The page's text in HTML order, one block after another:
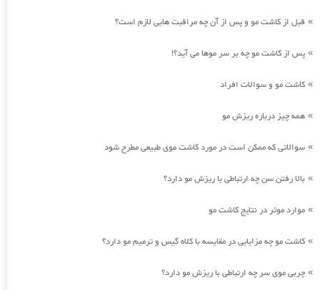
» قبل از کاشت مو و پس از آن چه مراقبت هایی لازم است؟
» پس از کاشت مو چه بر سر موها می آید؟!
» کاشت مو و سوالات افراد
» همه چیز درباره ریزش مو
» سوالاتی که ممکن است در مورد کاشت موی طبیعی مطرح شود
» بالا رفتن سن چه ارتباطی با ریزش مو دارد؟
» موارد موثر در نتایج کاشت مو
» کاشت مو چه مزایایی در مقایسه با کلاه گیس و ترمیم مو دارد؟
» چربی موی سر چه ارتباطی با ریزش مو دارد؟